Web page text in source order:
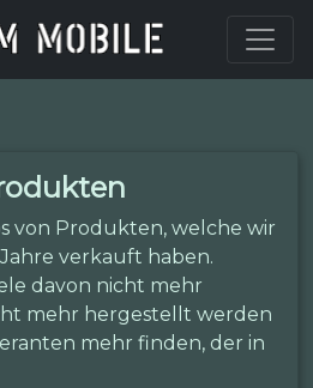
von Produkten, welche wir
verkauft haben.
davon nicht mehr
mehr hergestellt werden
mehr finden, der in